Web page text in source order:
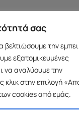
σας
την
εξατομικευμένες
να αναλύουμε την
κλικ στην επιλογή
cookies από εμάς.
+30